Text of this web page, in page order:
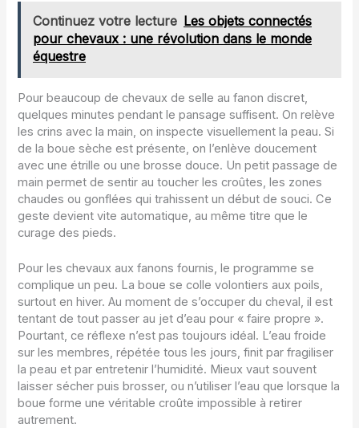
Continuez votre lecture Les objets connectés
pour chevaux : une révolution dans le monde
équestre
Pour beaucoup de chevaux de selle au fanon discret,
quelques minutes pendant le pansage suffisent. On relève
les crins avec la main, on inspecte visuellement la peau. Si
de la boue sèche est présente, on l’enlève doucement
avec une étrille ou une brosse douce. Un petit passage de
main permet de sentir au toucher les croûtes, les zones
chaudes ou gonflées qui trahissent un début de souci. Ce
geste devient vite automatique, au même titre que le
curage des pieds.
Pour les chevaux aux fanons fournis, le programme se
complique un peu. La boue se colle volontiers aux poils,
surtout en hiver. Au moment de s’occuper du cheval, il est
tentant de tout passer au jet d’eau pour « faire propre ».
Pourtant, ce réflexe n’est pas toujours idéal. L’eau froide
sur les membres, répétée tous les jours, finit par fragiliser
la peau et par entretenir l’humidité. Mieux vaut souvent
laisser sécher puis brosser, ou n’utiliser l’eau que lorsque la
boue forme une véritable croûte impossible à retirer
autrement.